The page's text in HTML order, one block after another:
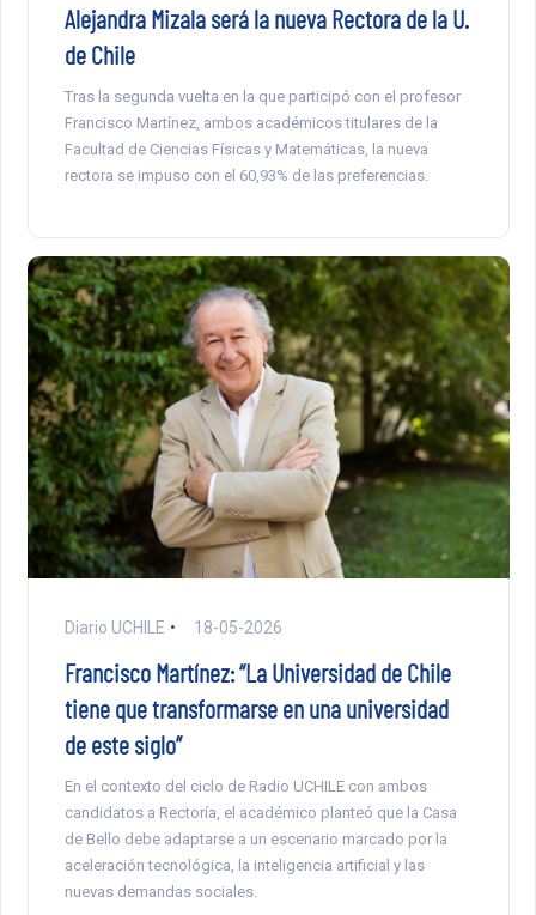
Alejandra Mizala será la nueva Rectora de la U.
de Chile
Tras la segunda vuelta en la que participó con el profesor
Francisco Martínez, ambos académicos titulares de la
Facultad de Ciencias Físicas y Matemáticas, la nueva
rectora se impuso con el 60,93% de las preferencias.
Diario UCHILE 18-05-2026
Francisco Martínez: “La Universidad de Chile
tiene que transformarse en una universidad
de este siglo”
En el contexto del ciclo de Radio UCHILE con ambos
candidatos a Rectoría, el académico planteó que la Casa
de Bello debe adaptarse a un escenario marcado por la
aceleración tecnológica, la inteligencia artificial y las
nuevas demandas sociales.